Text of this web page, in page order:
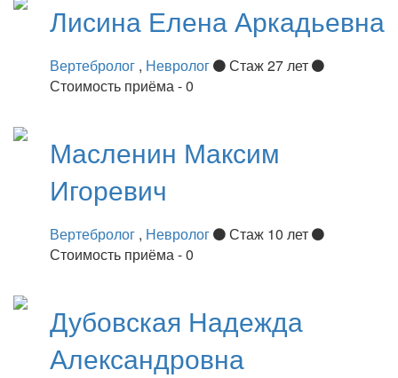
Лисина Елена Аркадьевна
Вертебролог , Невролог
Стаж 27 лет
Стоимость приёма - 0
Масленин Максим
Игоревич
Вертебролог , Невролог
Стаж 10 лет
Стоимость приёма - 0
Дубовская Надежда
Александровна